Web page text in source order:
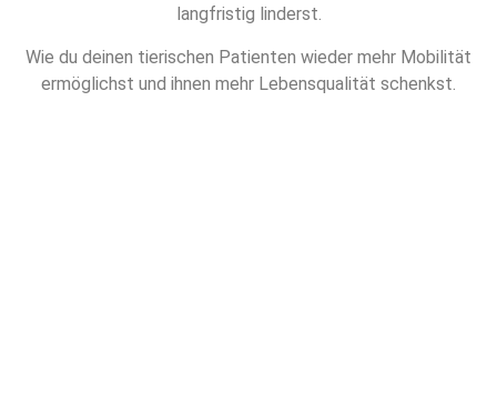
langfristig linderst.
Wie du deinen tierischen Patienten wieder mehr Mobilität
ermöglichst und ihnen mehr Lebensqualität schenkst.